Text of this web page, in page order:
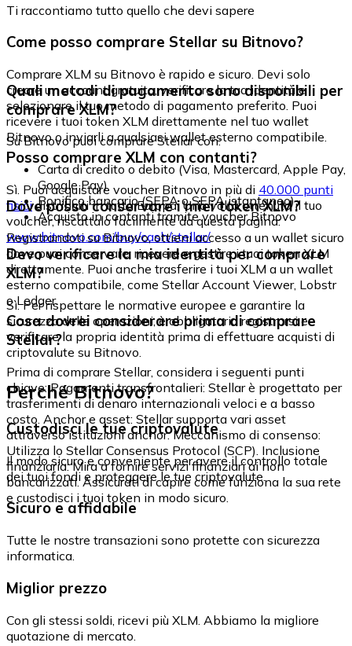
Ti raccontiamo tutto quello che devi sapere
Come posso comprare Stellar su Bitnovo?
Comprare XLM su Bitnovo è rapido e sicuro. Devi solo
creare un account gratuito, verificare la tua identità e
selezionare il tuo metodo di pagamento preferito. Puoi
ricevere i tuoi token XLM direttamente nel tuo wallet
Bitnovo o inviarli a qualsiasi wallet esterno compatibile.
Quali metodi di pagamento sono disponibili per
comprare XLM?
Su Bitnovo puoi comprare Stellar con:
Carta di credito o debito (Visa, Mastercard, Apple Pay,
Google Pay)
Bonifico bancario (SEPA o SEPA istantaneo)
Acquisto in contanti tramite voucher Bitnovo
Posso comprare XLM con contanti?
Sì. Puoi acquistare voucher Bitnovo in più di 40.000 punti
fisicidistribuiti in tutta Europa. Una volta ottenuto il tuo
voucher, riscattalo facilmente da questa pagina:
www.bitnovo.com/buy/cash/stellar/
Dove posso conservare i miei token XLM?
Registrandoti su Bitnovo, ottieni accesso a un wallet sicuro
dove puoi conservare, ricevere e gestire i tuoi token XLM
direttamente. Puoi anche trasferire i tuoi XLM a un wallet
esterno compatibile, come Stellar Account Viewer, Lobstr
o Ledger.
Devo verificare la mia identità per comprare
XLM?
Sì. Per rispettare le normative europee e garantire la
sicurezza delle operazioni, è obbligatorio registrarsi e
verificare la propria identità prima di effettuare acquisti di
criptovalute su Bitnovo.
Cosa dovrei considerare prima di comprare
Stellar?
Prima di comprare Stellar, considera i seguenti punti
chiave: Pagamenti transfrontalieri: Stellar è progettato per
trasferimenti di denaro internazionali veloci e a basso
costo. Anchor e asset: Stellar supporta vari asset
attraverso istituzioni anchor. Meccanismo di consenso:
Utilizza lo Stellar Consensus Protocol (SCP). Inclusione
finanziaria: Mira a fornire servizi finanziari ai non
bancarizzati. Assicurati di capire come funziona la sua rete
e custodisci i tuoi token in modo sicuro.
Perché Bitnovo?
Custodisci le tue criptovalute
Il modo sicuro e conveniente per avere il controllo totale
dei tuoi fondi e proteggere le tue criptovalute.
Sicuro e affidabile
Tutte le nostre transazioni sono protette con sicurezza
informatica.
Miglior prezzo
Con gli stessi soldi, ricevi più XLM. Abbiamo la migliore
quotazione di mercato.